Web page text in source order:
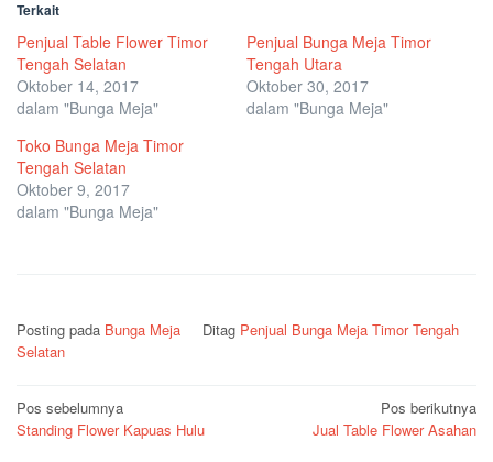
Terkait
Penjual Table Flower Timor
Tengah Selatan
Oktober 14, 2017
dalam "Bunga Meja"
Penjual Bunga Meja Timor
Tengah Utara
Oktober 30, 2017
dalam "Bunga Meja"
Toko Bunga Meja Timor
Tengah Selatan
Oktober 9, 2017
dalam "Bunga Meja"
Posting pada Bunga Meja Ditag Penjual Bunga Meja Timor Tengah
Selatan
Navigasi
pos
Pos sebelumnya
Standing Flower Kapuas Hulu
Pos berikutnya
Jual Table Flower Asahan